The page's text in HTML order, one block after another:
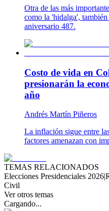
Otra de las más
como la 'hidalga', también
aniversario 487.
Costo de vida en
presionarán la
año
Andrés Martín Piñeros
La inflación sigue entre
factores amenazan con
TEMAS RELACIONADOS
Elecciones Presidenciales 2026|
Civil
Ver otros temas
Cargando...